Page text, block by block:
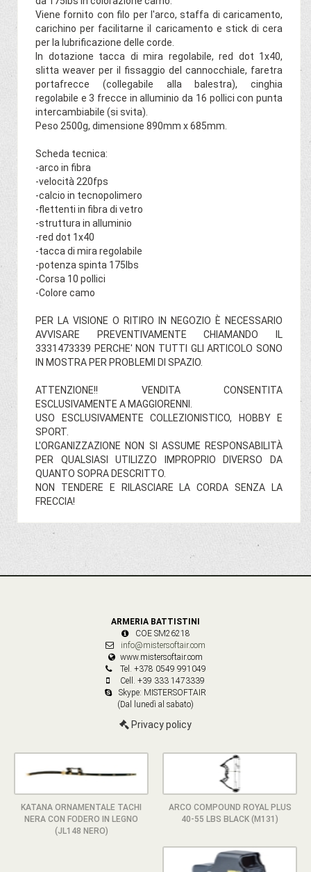
Viene fornito con filo per l'arco, staffa di caricamento,
carichino per facilitarne il caricamento e stick di cera
per la lubrificazione delle corde.
In dotazione tacca di mira regolabile, red dot 1x40,
slitta weaver per il fissaggio del cannocchiale, faretra
portafrecce (collegabile alla balestra), cinghia
regolabile e 3 frecce in alluminio da 16 pollici con punta
intercambiabile (si svita).
Peso 2500g, dimensione 890mm x 685mm.
Scheda tecnica:
-arco in fibra
-velocità 220fps
-calcio in tecnopolimero
-flettenti in fibra di vetro
-struttura in alluminio
-red dot 1x40
-tacca di mira regolabile
-potenza spinta 175lbs
-Corsa 10 pollici
-Colore camo
PER LA VISIONE O RITIRO IN NEGOZIO È NECESSARIO
AVVISARE PREVENTIVAMENTE CHIAMANDO IL
3331473339 PERCHE' NON TUTTI GLI ARTICOLO SONO
IN MOSTRA PER PROBLEMI DI SPAZIO.
ATTENZIONE!! VENDITA CONSENTITA
ESCLUSIVAMENTE A MAGGIORENNI.
USO ESCLUSIVAMENTE COLLEZIONISTICO, HOBBY E
SPORT.
L'ORGANIZZAZIONE NON SI ASSUME RESPONSABILITÀ
PER QUALSIASI UTILIZZO IMPROPRIO DIVERSO DA
QUANTO SOPRA DESCRITTO.
NON TENDERE E RILASCIARE LA CORDA SENZA LA
FRECCIA!
ARMERIA BATTISTINI
COE SM26218
info@mistersoftair.com
www.mistersoftair.com
Tel. +378 0549 991049
Cell. +39 333 1473339
Skype: MISTERSOFTAIR
(Dal lunedì al sabato)
Privacy policy
KATANA ORNAMENTALE TACHI
NERA CON FODERO IN LEGNO
(JL148 NERO)
ARCO COMPOUND ROYAL PLUS
40-55 LBS BLACK (M131)